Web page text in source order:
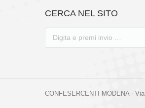
CERCA NEL SITO
CONFESERCENTI MODENA -